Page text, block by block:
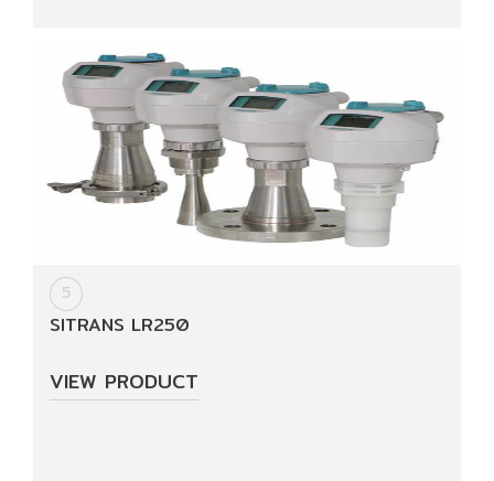
5
SITRANS LR250
VIEW PRODUCT